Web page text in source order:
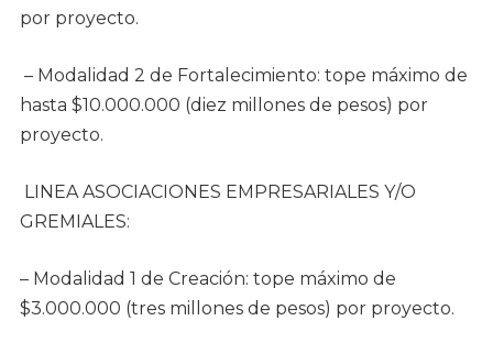
por proyecto.
– Modalidad 2 de Fortalecimiento: tope máximo de
hasta $10.000.000 (diez millones de pesos) por
proyecto.
LINEA ASOCIACIONES EMPRESARIALES Y/O
GREMIALES:
– Modalidad 1 de Creación: tope máximo de
$3.000.000 (tres millones de pesos) por proyecto.